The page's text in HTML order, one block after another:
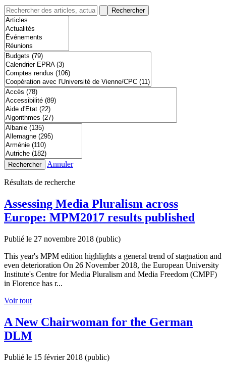
Rechercher
Rechercher Annuler
Résultats de recherche
Assessing Media Pluralism across
Europe: MPM2017 results published
Publié le 27 novembre 2018 (public)
This year's MPM edition highlights a general trend of stagnation and
even deterioration On 26 November 2018, the European University
Institute's Centre for Media Pluralism and Media Freedom (CMPF)
in Florence has r...
Voir tout
A New Chairwoman for the German
DLM
Publié le 15 février 2018 (public)